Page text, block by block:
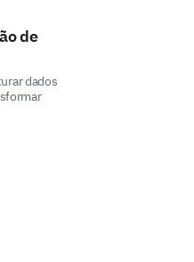
de
dados